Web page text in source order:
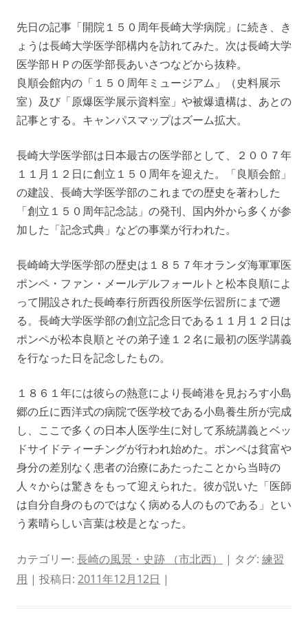
先日の記事「開院１５０周年長崎大学病院」に続き、き
ょうは長崎大学医学部構内を訪れてみた。次は長崎大学
医学部ＨＰの医学部長あいさつなどから抜粋。
良順会館内の「１５０周年ミュージアム」（史料展示
室）及び「原爆医学展示資料室」や被爆遺構は、あとの
記事とする。キャンパスマップはズーム拡大。
長崎大学医学部は日本最古の医学部として、２００７年
１１月１２日に創立１５０周年を迎えた。「良順会館」
の建設、長崎大学医学部のこれまでの歴史を著わした
「創立１５０周年記念誌」の発刊、国内外から多くが参
加した「記念式典」などの事業が行われた。
長崎崎大学医学部の歴史は１８５７年オランダ海軍軍医
ポンペ・ファン・メールデルフォールトと松本良順によ
って開設された長崎奉行所西役所医学伝習所にまで遡
る。長崎大学医学部の創立記念日である１１月１２日は
ポンペが松本良順とその弟子達１２名に最初の医学講義
を行なった日を記念したもの。
１８６１年には彼らの熱意により長崎港を見おろす小島
郷の丘に西洋式の病院で医学校である小島養生所が完成
し、ここで多くの日本人医学生に対して系統講義とベッ
ドサイドティーチングが行われ始めた。ポンペは貧富や
身分の差別なく患者の治療にあたったことから当時の
人々からは驚きをもって迎えられた。彼が説いた「医師
は自分自身のものではなく病める人のものである」とい
う素晴らしい言葉は校是となった。
カテゴリー: 長崎の風景・史跡 （市北西） | タグ: 練習
用 | 投稿日: 2011年12月12日 |